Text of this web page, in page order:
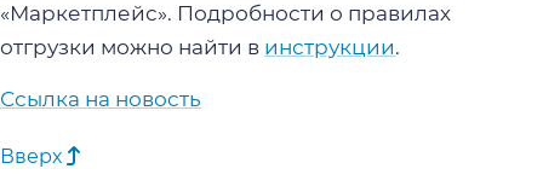
«Маркетплейс». Подробности о правилах
отгрузки можно найти в инструкции.
Ссылка на новость
Вверх